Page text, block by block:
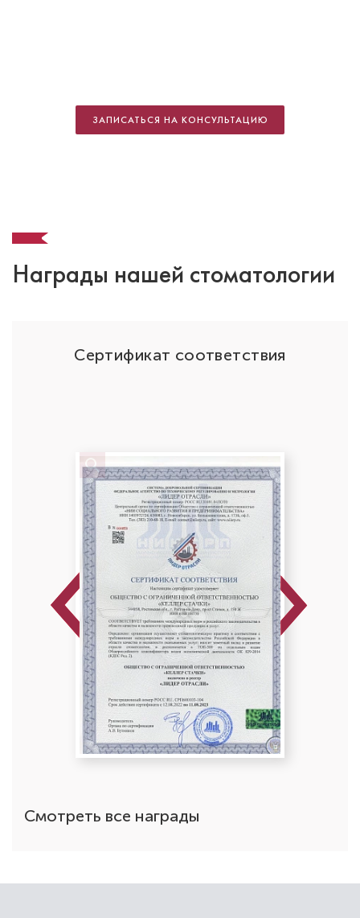
Стаж работы: 12 лет
Попова Елена Владленовна
Стоматолог-терапевт
Специальность: гигиена, терапия
ЗАПИСАТЬСЯ НА КОНСУЛЬТАЦИЮ
Награды нашей стоматологии
Сертификат соответствия
Previous Next
Смотреть все награды